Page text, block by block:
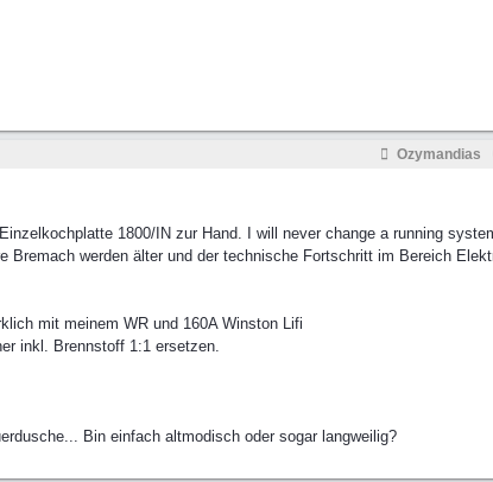
Ozymandias
1800/IN zur Hand. I will never change a running
Bremach werden älter und der technische Fortschritt im Bereich
mit meinem WR und 160A Winston Lifi
inkl. Brennstoff 1:1 ersetzen.
Bin einfach altmodisch oder sogar langweilig?